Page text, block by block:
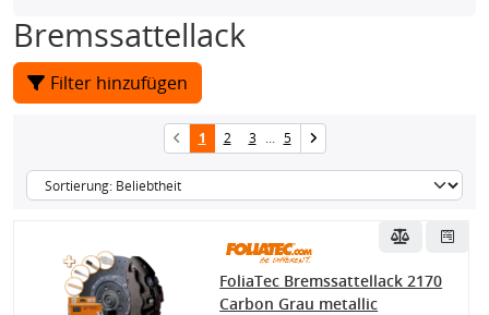
Bremssattellack
Filter hinzufügen
1 2 3 ... 5
FoliaTec Bremssattellack 2170
Carbon Grau metallic